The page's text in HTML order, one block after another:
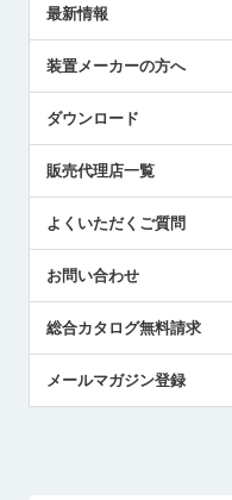
受賞履歴
採用情報
国/地域/言語
ツールセッタ製品
エアマイクロセンサ製品
最新情報
メトロールの技術
社員ブログ
中小企業のBCP地震対策
センサのテクニカルガイド
社長ブログ
装置メーカーの方へ
ダウンロード
販売代理店一覧
よくいただくご質問
お問い合わせ
総合カタログ無料請求
メールマガジン登録